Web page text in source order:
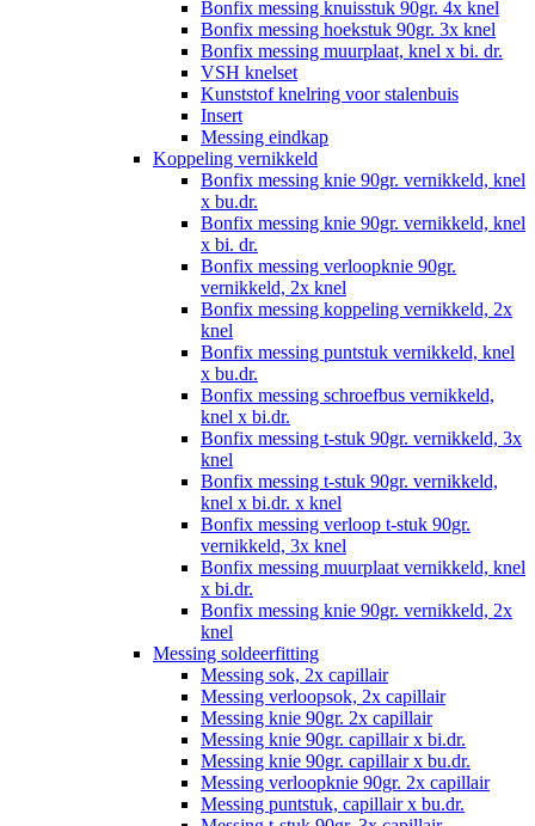
Bonfix messing knuisstuk 90gr. 4x knel
Bonfix messing hoekstuk 90gr. 3x knel
Bonfix messing muurplaat, knel x bi. dr.
VSH knelset
Kunststof knelring voor stalenbuis
Insert
Messing eindkap
Koppeling vernikkeld
Bonfix messing knie 90gr. vernikkeld, knel
x bu.dr.
Bonfix messing knie 90gr. vernikkeld, knel
x bi. dr.
Bonfix messing verloopknie 90gr.
vernikkeld, 2x knel
Bonfix messing koppeling vernikkeld, 2x
knel
Bonfix messing puntstuk vernikkeld, knel
x bu.dr.
Bonfix messing schroefbus vernikkeld,
knel x bi.dr.
Bonfix messing t-stuk 90gr. vernikkeld, 3x
knel
Bonfix messing t-stuk 90gr. vernikkeld,
knel x bi.dr. x knel
Bonfix messing verloop t-stuk 90gr.
vernikkeld, 3x knel
Bonfix messing muurplaat vernikkeld, knel
x bi.dr.
Bonfix messing knie 90gr. vernikkeld, 2x
knel
Messing soldeerfitting
Messing sok, 2x capillair
Messing verloopsok, 2x capillair
Messing knie 90gr. 2x capillair
Messing knie 90gr. capillair x bi.dr.
Messing knie 90gr. capillair x bu.dr.
Messing verloopknie 90gr. 2x capillair
Messing puntstuk, capillair x bu.dr.